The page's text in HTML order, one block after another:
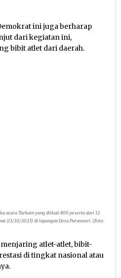
ini juga berharap
dari kegiatan ini,
bibit atlet dari daerah.
acara Tarkam yang diikuti 800 peserta dari 12
(13/10/2023) di lapangan Desa Purwoasri. (Foto:
atlet-atlet, bibit-
di tingkat nasional atau